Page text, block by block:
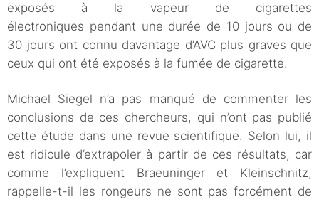
exposés à la vapeur de cigarettes
électroniques pendant une durée de 10 jours ou de
30 jours ont connu davantage d’AVC plus graves que
ceux qui ont été exposés à la fumée de cigarette.
Michael Siegel n’a pas manqué de commenter les
conclusions de ces chercheurs, qui n’ont pas publié
cette étude dans une revue scientifique. Selon lui, il
est ridicule d’extrapoler à partir de ces résultats, car
comme l’expliquent Braeuninger et Kleinschnitz,
rappelle-t-il les rongeurs ne sont pas forcément de